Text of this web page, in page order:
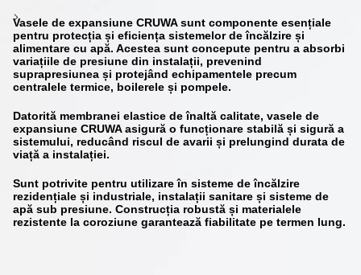
Vasele de expansiune CRUWA sunt componente esențiale
pentru protecția și eficiența sistemelor de încălzire și
alimentare cu apă. Acestea sunt concepute pentru a absorbi
variațiile de presiune din instalații, prevenind
suprapresiunea și protejând echipamentele precum
centralele termice, boilerele și pompele.
Datorită membranei elastice de înaltă calitate, vasele de
expansiune CRUWA asigură o funcționare stabilă și sigură a
sistemului, reducând riscul de avarii și prelungind durata de
viață a instalației.
Sunt potrivite pentru utilizare în sisteme de încălzire
rezidențiale și industriale, instalații sanitare și sisteme de
apă sub presiune. Construcția robustă și materialele
rezistente la coroziune garantează fiabilitate pe termen lung.